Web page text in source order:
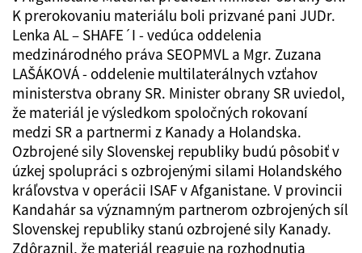
K prerokovaniu materiálu boli prizvané pani JUDr.
Lenka AL – SHAFE´I - vedúca oddelenia
medzinárodného práva SEOPMVL a Mgr. Zuzana
LAŠÁKOVÁ - oddelenie multilaterálnych vzťahov
ministerstva obrany SR. Minister obrany SR uviedol,
že materiál je výsledkom spoločných rokovaní
medzi SR a partnermi z Kanady a Holandska.
Ozbrojené sily Slovenskej republiky budú pôsobiť v
úzkej spolupráci s ozbrojenými silami Holandského
kráľovstva v operácii ISAF v Afganistane. V provincii
Kandahár sa významným partnerom ozbrojených síl
Slovenskej republiky stanú ozbrojené sily Kanady.
Zdôraznil, že materiál reaguje na rozhodnutia